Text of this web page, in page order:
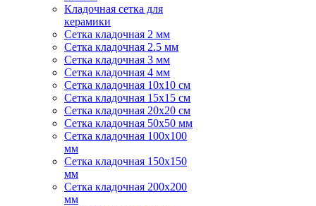
Кладочная сетка для
керамики
Сетка кладочная 2 мм
Сетка кладочная 2.5 мм
Сетка кладочная 3 мм
Сетка кладочная 4 мм
Сетка кладочная 10x10 см
Сетка кладочная 15x15 см
Сетка кладочная 20x20 см
Сетка кладочная 50x50 мм
Сетка кладочная 100x100
мм
Сетка кладочная 150x150
мм
Сетка кладочная 200x200
мм